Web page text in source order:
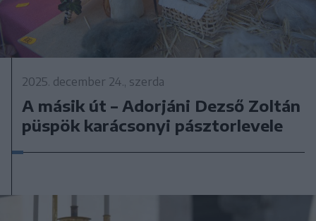
2025. december 24., szerda
A másik út – Adorjáni Dezső Zoltán
püspök karácsonyi pásztorlevele